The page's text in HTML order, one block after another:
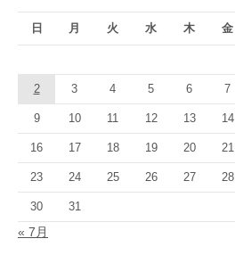
日 月 火 水 木 金
2 3 4 5 6 7
9 10 11 12 13 14
16 17 18 19 20 21
23 24 25 26 27 28
30 31
« 7月